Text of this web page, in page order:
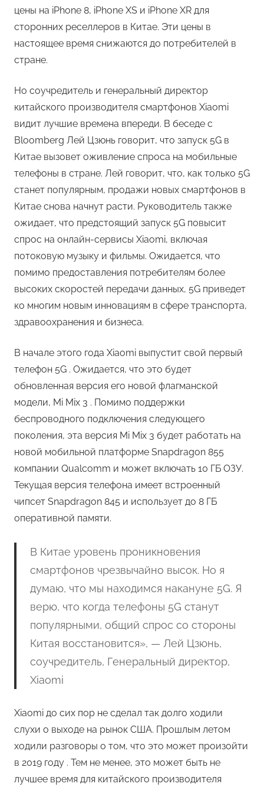
цены на iPhone 8, iPhone XS и iPhone XR для
сторонних реселлеров в Китае. Эти цены в
настоящее время снижаются до потребителей в
стране.
Но соучредитель и генеральный директор
китайского производителя смартфонов Xiaomi
видит лучшие времена впереди. В беседе с
Bloomberg Лей Цзюнь говорит, что запуск 5G в
Китае вызовет оживление спроса на мобильные
телефоны в стране. Лей говорит, что, как только 5G
станет популярным, продажи новых смартфонов в
Китае снова начнут расти. Руководитель также
ожидает, что предстоящий запуск 5G повысит
спрос на онлайн-сервисы Xiaomi, включая
потоковую музыку и фильмы. Ожидается, что
помимо предоставления потребителям более
высоких скоростей передачи данных, 5G приведет
ко многим новым инновациям в сфере транспорта,
здравоохранения и бизнеса.
В начале этого года Xiaomi выпустит свой первый
телефон 5G . Ожидается, что это будет
обновленная версия его новой флагманской
модели, Mi Mix 3 . Помимо поддержки
беспроводного подключения следующего
поколения, эта версия Mi Mix 3 будет работать на
новой мобильной платформе Snapdragon 855
компании Qualcomm и может включать 10 ГБ ОЗУ.
Текущая версия телефона имеет встроенный
чипсет Snapdragon 845 и использует до 8 ГБ
оперативной памяти.
В Китае уровень проникновения
смартфонов чрезвычайно высок. Но я
думаю, что мы находимся накануне 5G. Я
верю, что когда телефоны 5G станут
популярными, общий спрос со стороны
Китая восстановится», — Лей Цзюнь,
соучредитель, Генеральный директор,
Xiaomi
Xiaomi до сих пор не сделал так долго ходили
слухи о выходе на рынок США. Прошлым летом
ходили разговоры о том, что это может произойти
в 2019 году . Тем не менее, это может быть не
лучшее время для китайского производителя